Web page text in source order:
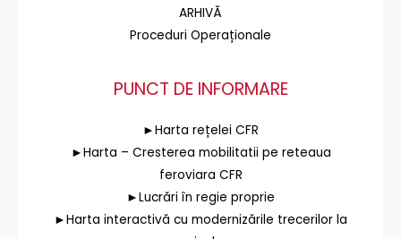
ARHIVĂ
Proceduri Operaționale
PUNCT DE INFORMARE
►Harta rețelei CFR
►Harta – Cresterea mobilitatii pe reteaua
feroviara CFR
►Lucrări în regie proprie
►Harta interactivă cu modernizările trecerilor la